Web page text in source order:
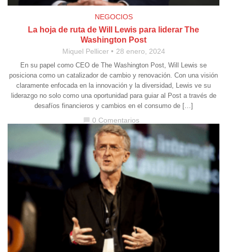
NEGOCIOS
La hoja de ruta de Will Lewis para liderar The
Washington Post
Miquel Pellicer 28 enero, 2024
En su papel como CEO de The Washington Post, Will Lewis se
posiciona como un catalizador de cambio y renovación. Con una visión
claramente enfocada en la innovación y la diversidad, Lewis ve su
liderazgo no solo como una oportunidad para guiar al Post a través de
desafíos financieros y cambios en el consumo de […]
0 Comentarios